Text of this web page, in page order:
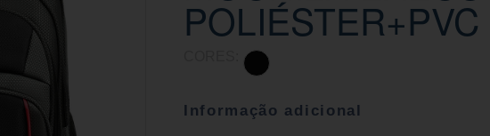
Informação adicional